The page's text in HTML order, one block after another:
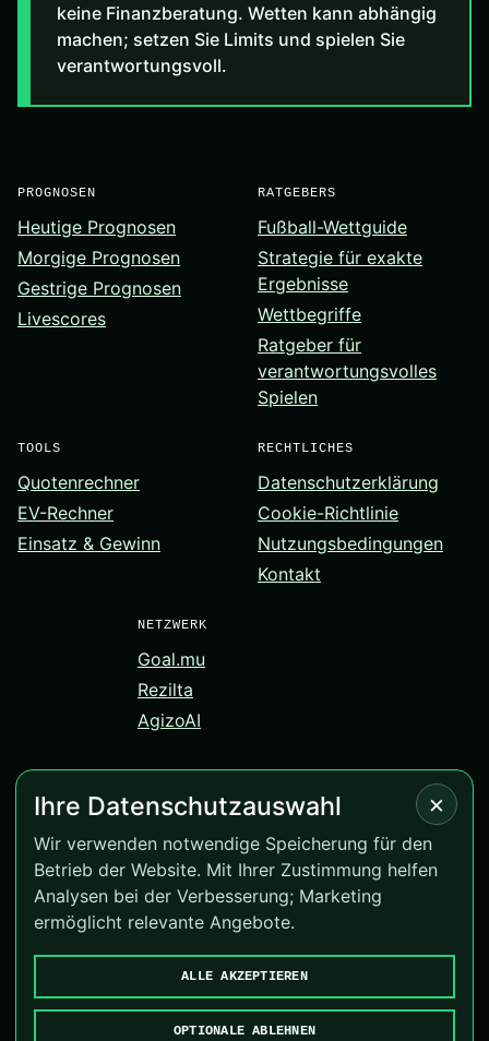
keine Finanzberatung. Wetten kann abhängig
machen; setzen Sie Limits und spielen Sie
verantwortungsvoll.
PROGNOSEN
Heutige Prognosen
Morgige Prognosen
Gestrige Prognosen
Livescores
RATGEBERS
Fußball-Wettguide
Strategie für exakte
Ergebnisse
Wettbegriffe
Ratgeber für
verantwortungsvolles
Spielen
TOOLS
Quotenrechner
EV-Rechner
Einsatz & Gewinn
RECHTLICHES
Datenschutzerklärung
Cookie-Richtlinie
Nutzungsbedingungen
Kontakt
NETZWERK
Goal.mu
Rezilta
AgizoAI
Version 4.0.16
BeGambleAware· GamCare
×
Ihre Datenschutzauswahl
Wir verwenden notwendige Speicherung für den
Betrieb der Website. Mit Ihrer Zustimmung helfen
Analysen bei der Verbesserung; Marketing
ermöglicht relevante Angebote.
ALLE AKZEPTIEREN
OPTIONALE ABLEHNEN